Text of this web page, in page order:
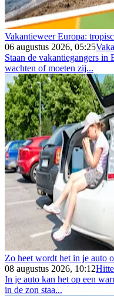
Vakantieweer Europa:
06 augustus 2026, 05:25
Staan de vakantiegangers in
wachten of moeten zij...
Zo heet wordt het in je auto
08 augustus 2026, 10:12Hitte
In je auto kan het op een
in de zon staa...